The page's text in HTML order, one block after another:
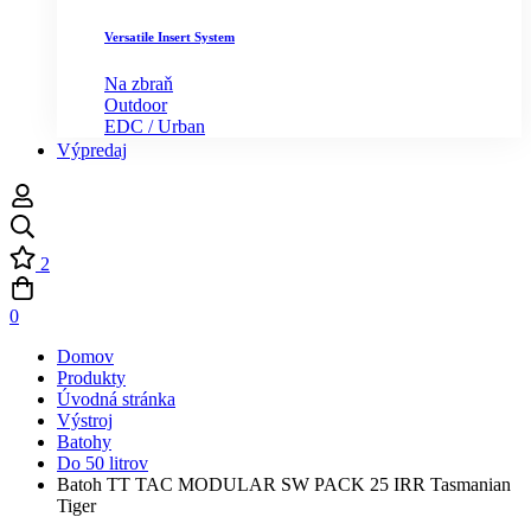
Versatile Insert System
Na zbraň
Outdoor
EDC / Urban
Výpredaj
2
0
Domov
Produkty
Úvodná stránka
Výstroj
Batohy
Do 50 litrov
Batoh TT TAC MODULAR SW PACK 25 IRR Tasmanian
Tiger